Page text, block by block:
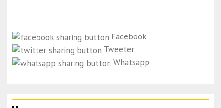
Facebook
Tweeter
Whatsapp